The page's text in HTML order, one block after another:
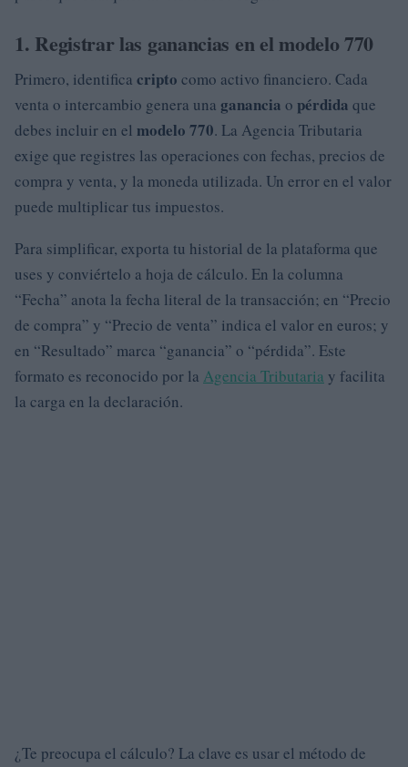
1. Registrar las ganancias en el modelo 770
Primero, identifica cripto como activo financiero. Cada
venta o intercambio genera una ganancia o pérdida que
debes incluir en el modelo 770. La Agencia Tributaria
exige que registres las operaciones con fechas, precios de
compra y venta, y la moneda utilizada. Un error en el valor
puede multiplicar tus impuestos.
Para simplificar, exporta tu historial de la plataforma que
uses y conviértelo a hoja de cálculo. En la columna
“Fecha” anota la fecha literal de la transacción; en “Precio
de compra” y “Precio de venta” indica el valor en euros; y
en “Resultado” marca “ganancia” o “pérdida”. Este
formato es reconocido por la Agencia Tributaria y facilita
la carga en la declaración.
¿Te preocupa el cálculo? La clave es usar el método de